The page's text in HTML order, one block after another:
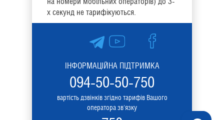
х секунд не тарифікуються.
ІНФОРМАЦІЙНА ПІДТРИМКА
094-50-50-750
вартість дзвінків згідно тарифів Вашого
оператора зв'язку